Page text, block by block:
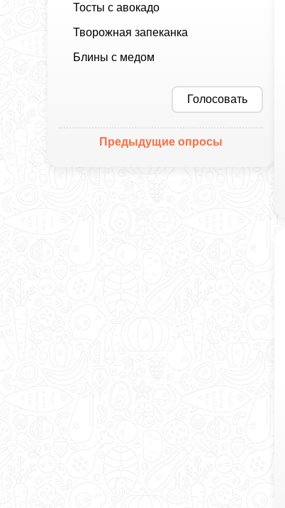
Тосты с авокадо
Творожная запеканка
Блины с медом
Голосовать
Предыдущие опросы